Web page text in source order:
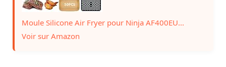
Moule Silicone Air Fryer pour Ninja AF400EU...
Voir sur Amazon